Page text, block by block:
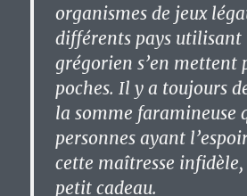
organismes de jeux
différents pays
grégorien s’en mettent
poches. Il y a toujours
la somme faramineuse
personnes ayant
cette maîtresse
petit cadeau.